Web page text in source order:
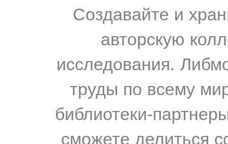
Создавайте и
авторскую
исследования.
труды по всему
библиотеки-
сможете делиться